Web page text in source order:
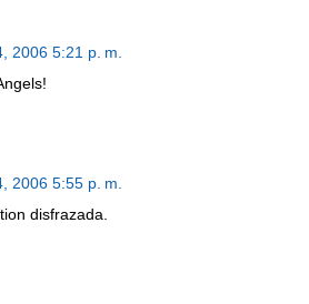
2006 5:21 p. m.
2006 5:55 p. m.
disfrazada.